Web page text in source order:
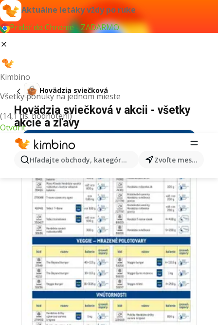
Aktuálne letáky vždy po ruke
Pridať do Chrome - ZADARMO
Kimbino
Všetky ponuky na jednom mieste
(14,1 tis. hodnotení)
Otvoriť
Hľadajte obchody, kategórie, produkty... Zvoľte mesto
Hovädzia sviečková
Hovädzia sviečková v akcii - všetky
akcie a zľavy